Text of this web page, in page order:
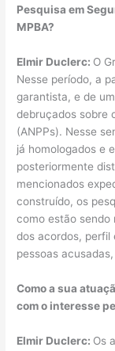
Pesquisa em
MPBA?
Elmir Duclerc: O
Nesse período, a
garantista, e de
debruçados sobre
(ANPPs). Nesse
já homologados e
posteriormente
mencionados
construído, os
como estão sendo
dos acordos, perfil
pessoas
Como a sua
com o interesse
Elmir Duclerc: Os